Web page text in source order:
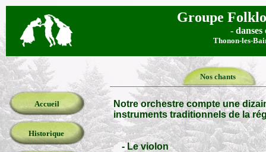
Notre orchestre compte une
instruments traditionnels de la
- Le violon
Historique
Groupe
- danses
Thonon-les-
Accueil
Nos chants